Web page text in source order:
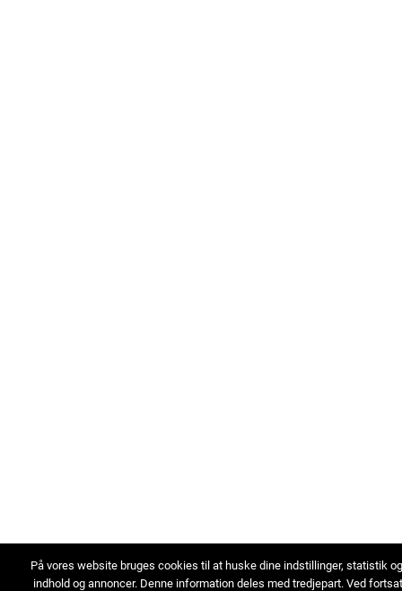
På vores website bruges cookies til at huske dine indstillinger, statistik
indhold og annoncer. Denne information deles med tredjepart. Ved